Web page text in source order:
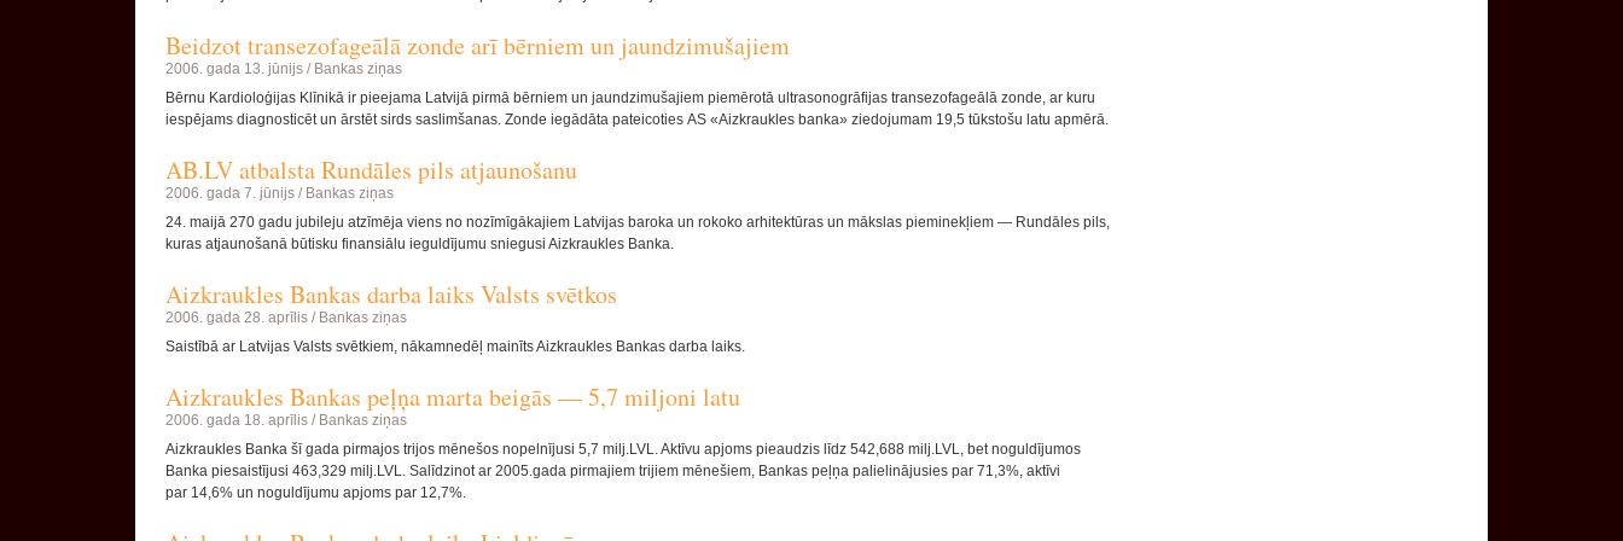
Beidzot transezofageālā zonde arī bērniem un jaundzimušajiem
2006. gada 13. jūnijs / Bankas ziņas
Bērnu Kardioloģijas Klīnikā ir pieejama Latvijā pirmā bērniem un jaundzimušajiem piemērotā ultrasonogrāfijas transezofageālā zonde, ar kuru
iespējams diagnosticēt un ārstēt sirds saslimšanas. Zonde iegādāta pateicoties AS «Aizkraukles banka» ziedojumam 19,5 tūkstošu latu apmērā.
AB.LV atbalsta Rundāles pils atjaunošanu
2006. gada 7. jūnijs / Bankas ziņas
24. maijā 270 gadu jubileju atzīmēja viens no nozīmīgākajiem Latvijas baroka un rokoko arhitektūras un mākslas pieminekļiem — Rundāles pils,
kuras atjaunošanā būtisku finansiālu ieguldījumu sniegusi Aizkraukles Banka.
Aizkraukles Bankas darba laiks Valsts svētkos
2006. gada 28. aprīlis / Bankas ziņas
Saistībā ar Latvijas Valsts svētkiem, nākamnedēļ mainīts Aizkraukles Bankas darba laiks.
Aizkraukles Bankas peļņa marta beigās — 5,7 miljoni latu
2006. gada 18. aprīlis / Bankas ziņas
Aizkraukles Banka šī gada pirmajos trijos mēnešos nopelnījusi 5,7 milj.LVL. Aktīvu apjoms pieaudzis līdz 542,688 milj.LVL, bet noguldījumos
Banka piesaistījusi 463,329 milj.LVL. Salīdzinot ar 2005.gada pirmajiem trijiem mēnešiem, Bankas peļņa palielinājusies par 71,3%, aktīvi
par 14,6% un noguldījumu apjoms par 12,7%.